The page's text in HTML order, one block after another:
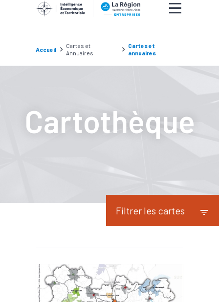
Accueil
Cartes et
Annuaires
Cartes et
annuaires
Cartothèque
Filtrer les cartes